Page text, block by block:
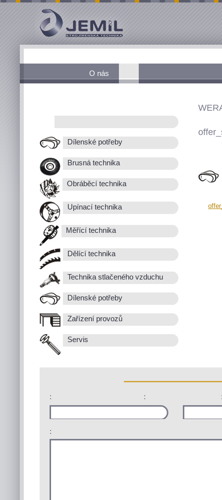
O nás
Dílenské potřeby
Brusná technika
Obráběcí technika
Upínací technika
Měřící technika
Dělící technika
Technika stlačeného vzduchu
Dílenské potřeby
Zařízení provozů
Servis
: :
: